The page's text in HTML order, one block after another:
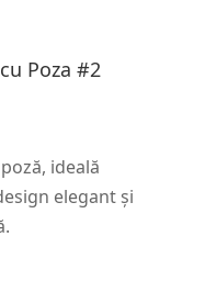
Poza #2
ideală
elegant și